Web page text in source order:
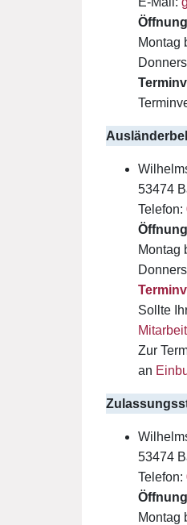
Montag
53474
Telefon:
Montag
Sollte
Zur
an
53474
Telefon:
Montag